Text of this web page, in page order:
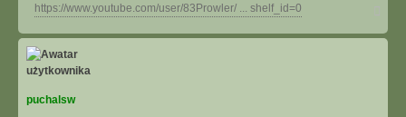
https://www.youtube.com/user/83Prowler/ ... shelf_id=0
g
puchalsw